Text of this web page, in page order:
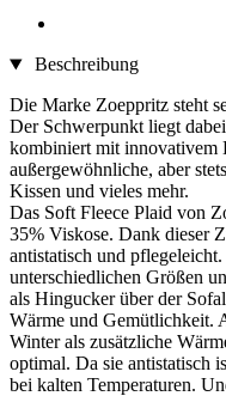
Beschreibung
Die Marke Zoeppritz steht
Der Schwerpunkt liegt
kombiniert mit innovativem
außergewöhnliche, aber
Kissen und vieles mehr.
Das Soft Fleece Plaid von
35% Viskose. Dank dieser
antistatisch und
unterschiedlichen Größen
als Hingucker über der
Wärme und Gemütlichkeit.
Winter als zusätzliche
optimal. Da sie antistatisch
bei kalten Temperaturen.